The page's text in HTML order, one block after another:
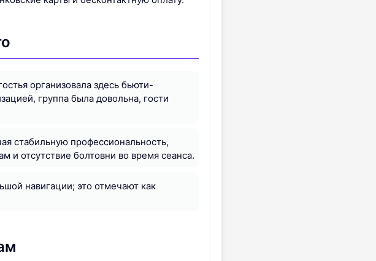
организовала здесь бьюти-
группа была довольна, гости
стабильную профессиональность,
и отсутствие болтовни во время сеанса.
навигации; это отмечают как